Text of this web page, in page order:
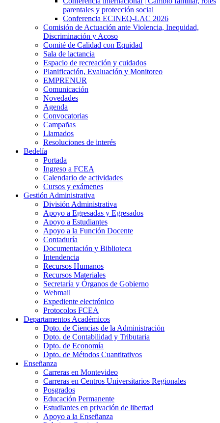
parentales y protección social
Conferencia ECINEQ-LAC 2026
Comisión de Actuación ante Violencia, Inequidad,
Discriminación y Acoso
Comité de Calidad con Equidad
Sala de lactancia
Espacio de recreación y cuidados
Planificación, Evaluación y Monitoreo
EMPRENUR
Comunicación
Novedades
Agenda
Convocatorias
Campañas
Llamados
Resoluciones de interés
Bedelía
Portada
Ingreso a FCEA
Calendario de actividades
Cursos y exámenes
Gestión Administrativa
División Administrativa
Apoyo a Egresadas y Egresados
Apoyo a Estudiantes
Apoyo a la Función Docente
Contaduría
Documentación y Biblioteca
Intendencia
Recursos Humanos
Recursos Materiales
Secretaría y Órganos de Gobierno
Webmail
Expediente electrónico
Protocolos FCEA
Departamentos Académicos
Dpto. de Ciencias de la Administración
Dpto. de Contabilidad y Tributaria
Dpto. de Economía
Dpto. de Métodos Cuantitativos
Enseñanza
Carreras en Montevideo
Carreras en Centros Universitarios Regionales
Posgrados
Educación Permanente
Estudiantes en privación de libertad
Apoyo a la Enseñanza